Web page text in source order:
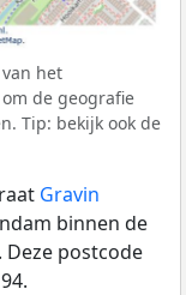
het
de geografie
Tip: bekijk ook de
Gravin
binnen de
postcode